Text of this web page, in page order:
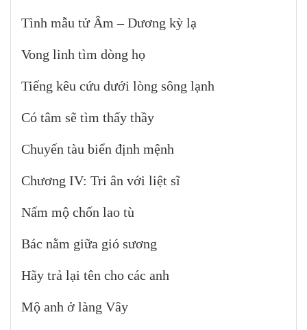
Tình mẫu tử Âm – Dương kỳ lạ
Vong linh tìm dòng họ
Tiếng kêu cứu dưới lòng sông lạnh
Có tâm sẽ tìm thấy thầy
Chuyến tàu biển định mệnh
Chương IV: Tri ân với liệt sĩ
Nấm mộ chốn lao tù
Bác nằm giữa gió sương
Hãy trả lại tên cho các anh
Mộ anh ở làng Vây